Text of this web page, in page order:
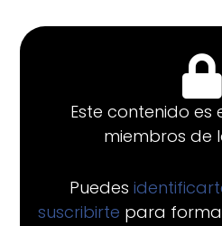
Este contenido es
miembros de
Puedes
suscribirte para